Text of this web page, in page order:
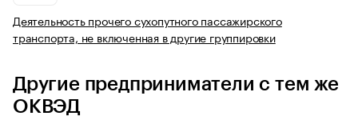
Деятельность прочего сухопутного пассажирского
транспорта, не включенная в другие группировки
Другие предприниматели с тем же
ОКВЭД